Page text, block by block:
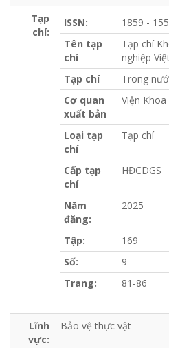
Tạp
chí:
ISSN:
1859 -
Tên tạp
chí
Tạp chí
nghiệp
Tạp chí
Trong
Cơ quan
xuất bản
Viện
Loại tạp
chí
Tạp chí
Cấp tạp
chí
HĐCDGS
Năm
đăng:
2025
Tập:
169
Số:
9
Trang:
81-86
Lĩnh
vực:
Bảo vệ thực vật